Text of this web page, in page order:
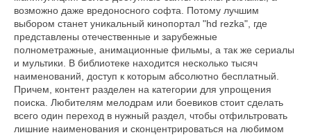
возможно даже вредоносного софта. Потому лучшим
выбором станет уникальный кинопортал "hd rezka", где
представлены отечественные и зарубежные
полнометражные, анимационные фильмы, а так же сериалы
и мультики. В библиотеке находится несколько тысяч
наименований, доступ к которым абсолютно бесплатный.
Причем, контент разделен на категории для упрощения
поиска. Любителям мелодрам или боевиков стоит сделать
всего один переход в нужный раздел, чтобы отфильтровать
лишние наименования и сконцентрироваться на любимом